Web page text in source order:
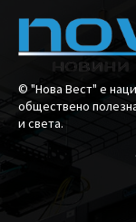
© "Нова Вест" е
обществено
и света.